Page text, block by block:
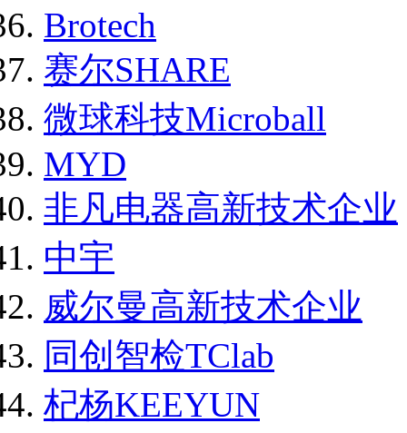
Brotech
赛尔SHARE
微球科技Microball
MYD
非凡电器高新技术企业
中宇
威尔曼高新技术企业
同创智检TClab
杞杨KEEYUN